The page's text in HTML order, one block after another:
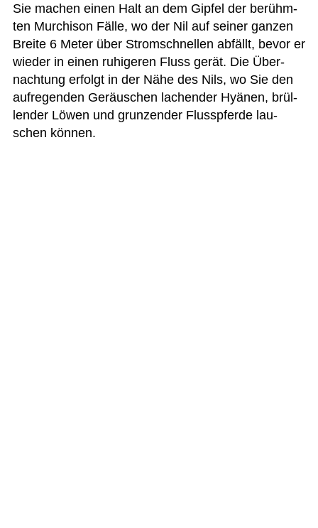
Sie machen einen Halt an dem Gip­fel der berühm­
ten Murch­ison Fälle, wo der Nil auf sei­ner gan­zen
Breite 6 Meter über Strom­schnel­len abfällt, bevor er
wie­der in einen ruhi­ge­ren Fluss gerät. Die Über­
nach­tung erfolgt in der Nähe des Nils, wo Sie den
auf­re­gen­den Geräu­schen lachen­der Hyä­nen, brül­
len­der Löwen und grun­zen­der Fluss­pferde lau­
schen können.